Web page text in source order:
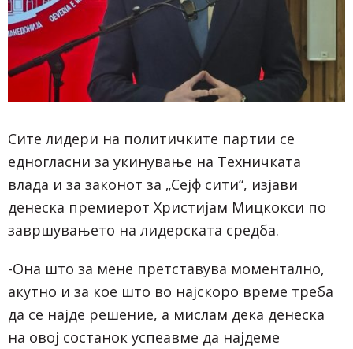
Сите лидери на политичките партии се
едногласни за укинување на Техничката
влада и за законот за „Сејф сити“, изјави
денеска премиерот Христијам Мицкокси по
завршувањето на лидерската средба.
-Она што за мене претставува моментално,
акутно и за кое што во најскоро време треба
да се најде решение, а мислам дека денеска
на овој состанок успеавме да најдеме